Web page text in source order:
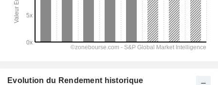
Evolution du Rendement historique